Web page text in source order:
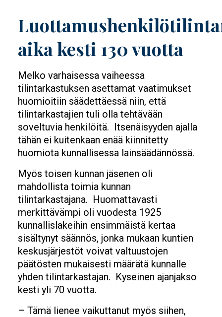
aika kesti 130 vuotta
Melko varhaisessa vaiheessa
tilintarkastuksen asetta­mat vaatimukset
huomioitiin säädettäessä niin, että
tilintarkastajien tuli olla tehtävään
soveltuvia henkilöitä. Itsenäisyyden ajalla
tähän ei kuitenkaan enää kiinnitetty
huomiota kunnallisessa lainsäädännössä.
Myös toisen kunnan jäsenen oli
mahdollista toimia kunnan
tilintarkastajana. Huomattavasti
merkittävämpi oli vuodesta 1925
kunnallislakeihin ensimmäistä kertaa
sisältynyt säännös, jonka mukaan kuntien
keskusjärjestöt voivat valtuustojen
päätösten mukaisesti määrätä kunnalle
yhden tilin­tarkastajan. Kyseinen ajanjakso
kesti yli 70 vuotta.
– Tämä lienee vaikuttanut myös siihen,